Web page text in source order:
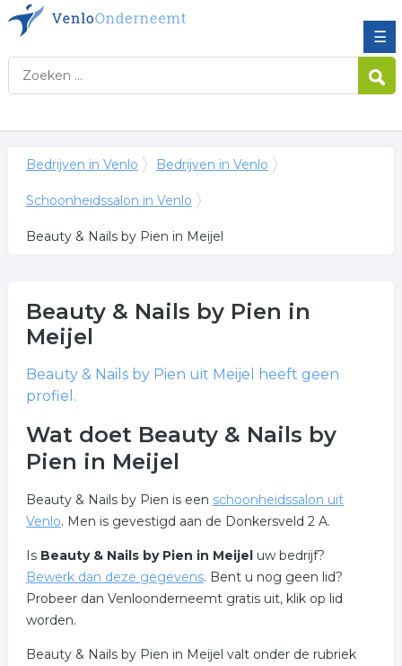
☰
Bedrijven in Venlo Bedrijven in Venlo
Schoonheidssalon in Venlo
Beauty & Nails by Pien in Meijel
Beauty & Nails by Pien in
Meijel
Beauty & Nails by Pien uit Meijel heeft geen
profiel.
Wat doet Beauty & Nails by
Pien in Meijel
Beauty & Nails by Pien is een schoonheidssalon uit
Venlo. Men is gevestigd aan de Donkersveld 2 A.
Is Beauty & Nails by Pien in Meijeluw bedrijf?
Bewerk dan deze gegevens. Bent u nog geen lid?
Probeer dan Venloonderneemt gratis uit, klik op lid
worden.
Beauty & Nails by Pien in Meijel valt onder de rubriek